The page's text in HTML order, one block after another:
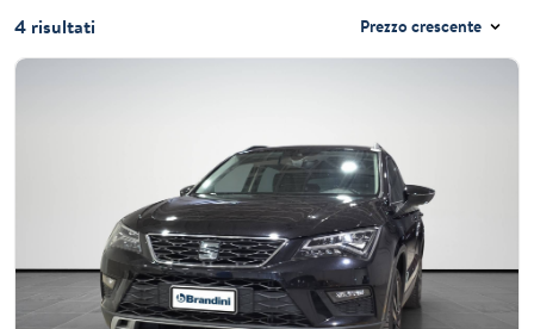
4 risultati Prezzo crescente